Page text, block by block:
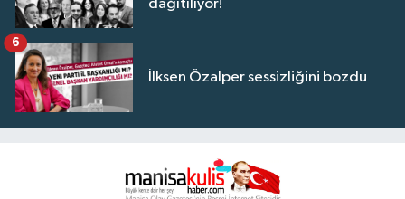
dağıtılıyor!
İlksen Özalper sessizliğini bozdu
6